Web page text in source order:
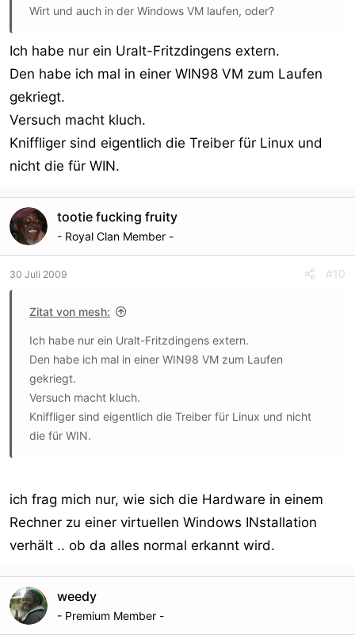
Wirt und auch in der Windows VM laufen, oder?
Ich habe nur ein Uralt-Fritzdingens extern.
Den habe ich mal in einer WIN98 VM zum Laufen
gekriegt.
Versuch macht kluch.
Kniffliger sind eigentlich die Treiber für Linux und
nicht die für WIN.
tootie fucking fruity
- Royal Clan Member -
30 Juli 2009 #10
Zitat von mesh:
Ich habe nur ein Uralt-Fritzdingens extern.
Den habe ich mal in einer WIN98 VM zum Laufen
gekriegt.
Versuch macht kluch.
Kniffliger sind eigentlich die Treiber für Linux und nicht
die für WIN.
ich frag mich nur, wie sich die Hardware in einem
Rechner zu einer virtuellen Windows INstallation
verhält .. ob da alles normal erkannt wird.
weedy
- Premium Member -